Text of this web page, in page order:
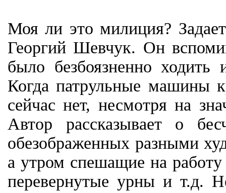
Моя ли это милиция?
Георгий Шевчук. Он
было безбоязненно
Когда патрульные машины
сейчас нет, несмотря на
Автор рассказывает о
обезображенных разными
а утром спешащие на
перевернутые урны и т.д.